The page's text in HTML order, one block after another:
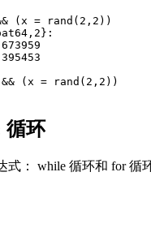
(x = rand(2,2))
(x = rand(2,2))
循环
式： while 循环和 for 循